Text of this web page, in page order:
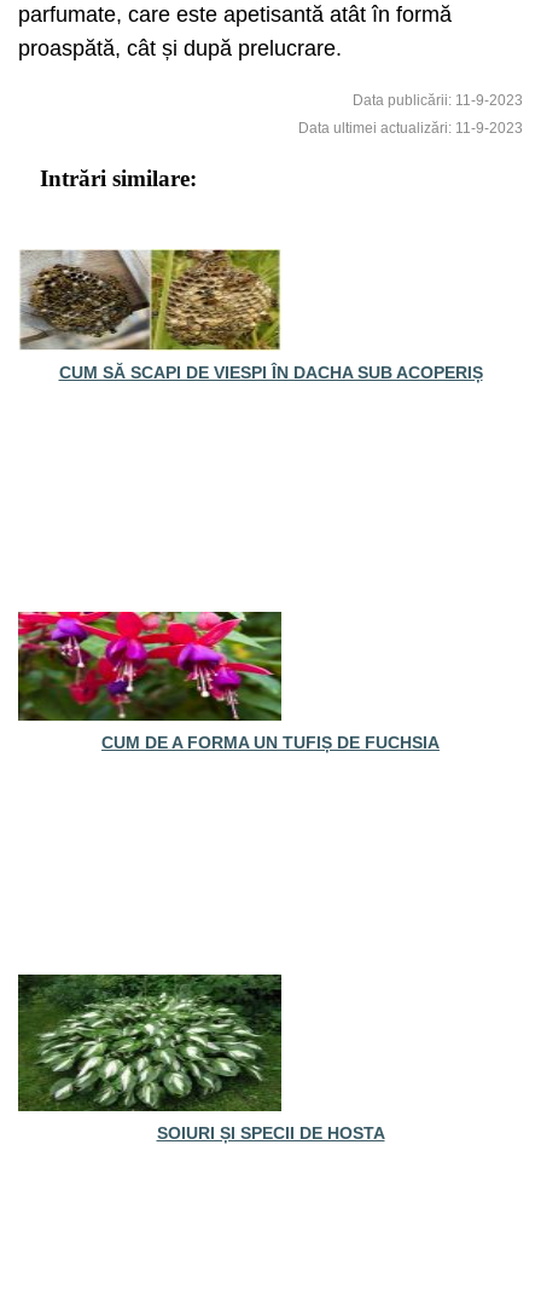
parfumate, care este apetisantă atât în formă
proaspătă, cât și după prelucrare.
Data publicării: 11-9-2023
Data ultimei actualizări: 11-9-2023
Intrări similare:
CUM SĂ SCAPI DE VIESPI ÎN DACHA SUB ACOPERIȘ
CUM DE A FORMA UN TUFIȘ DE FUCHSIA
SOIURI ȘI SPECII DE HOSTA